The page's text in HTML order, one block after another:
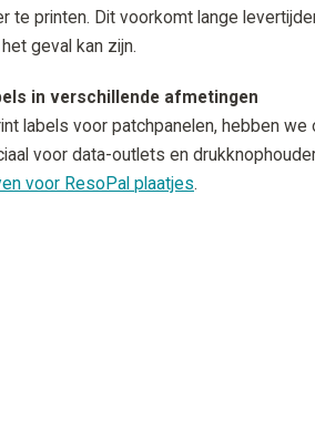
te printen. Dit voorkomt lange
geval kan zijn.
in verschillende afmetingen
labels voor patchpanelen, hebben we
voor data-outlets en
voor ResoPal plaatjes.